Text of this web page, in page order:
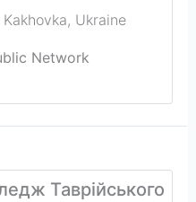
, Ukraine
Network
Таврійського